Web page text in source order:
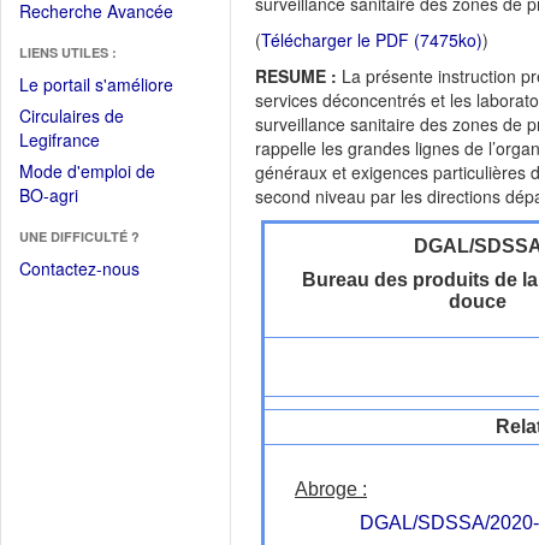
Recherche Avancée
LIENS UTILES :
Le portail s'améliore(Fichier
Circulaires de
Legifrance(Ouvrir
dans
une
fenêtre)
Mode d'emploi de
BO-agri(Ouvrir
une
nouvelle
UNE DIFFICULTÉ ?
Contactez-nous
(Télécharger le PDF (7475ko))
RESUME : La présente instruction
services déconcentrés et les
surveillance sanitaire des zones de
rappelle les grandes lignes de
généraux et exigences particulières
second niveau par les directions
DGAL/
Bureau des produits de la
douce
Abroge :
DGAL/SDSSA/